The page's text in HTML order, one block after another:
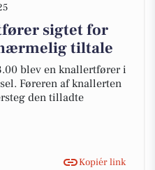
sigtet for
tiltale
blev en knallertfører i
Føreren af knallerten
den tilladte
Kopiér link